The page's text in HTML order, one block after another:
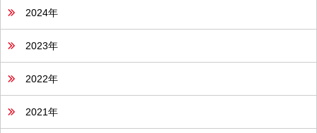
2024年
2023年
2022年
2021年